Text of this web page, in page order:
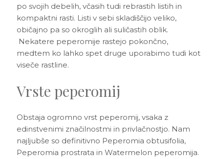
po svojih debelih, včasih tudi rebrastih listih in
kompaktni rasti. Listi v sebi skladiščijo veliko,
običajno pa so okroglih ali suličastih oblik.
Nekatere peperomije rastejo pokončno,
medtem ko lahko spet druge uporabimo tudi kot
viseče rastline.
Vrste peperomij
Obstaja ogromno vrst peperomij, vsaka z
edinstvenimi značilnostmi in privlačnostjo. Nam
najljubše so definitivno Peperomia obtusifolia,
Peperomia prostrata in Watermelon peperomija.